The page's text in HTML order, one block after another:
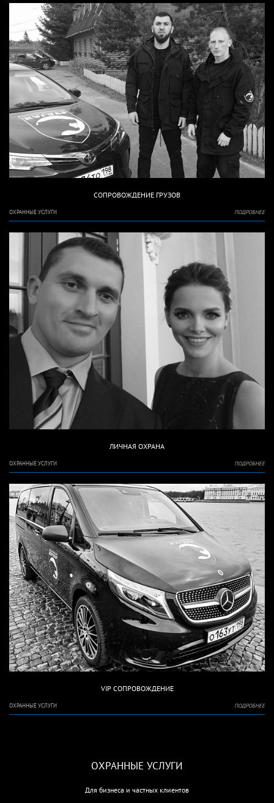
СОПРОВОЖДЕНИЕ ГРУЗОВ
ОХРАННЫЕ УСЛУГИ ПОДРОБНЕЕ
ЛИЧНАЯ ОХРАНА
ОХРАННЫЕ УСЛУГИ ПОДРОБНЕЕ
VIP СОПРОВОЖДЕНИЕ
ОХРАННЫЕ УСЛУГИ ПОДРОБНЕЕ
ОХРАННЫЕ УСЛУГИ
Для бизнеса и частных клиентов